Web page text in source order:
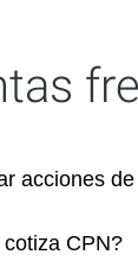
acciones
CPN?